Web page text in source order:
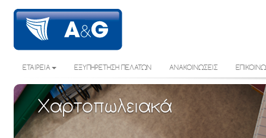
ΕΤΑΙΡΕΙΑ ΕΞΥΠΗΡΕΤΗΣΗ ΠΕΛΑΤΩΝ ΑΝΑΚΟΙΝΩΣΕΙΣ
Χαρτοπωλειακά